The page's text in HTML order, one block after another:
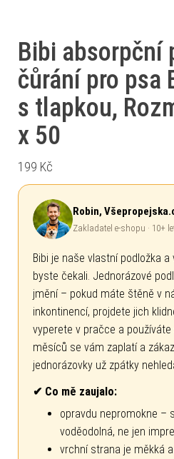
Bibi absorpční
čůrání pro psa
s tlapkou,
x 50
199 Kč
Robin,
Zakladatel e-shopu · 10+
Bibi je naše vlastní podložka
byste čekali. Jednorázové
jmění – pokud máte štěně v
inkontinencí, projdete jich
vyperete v pračce a
měsíců se vám zaplatí a
jednorázovky už zpátky
✔ Co mě zaujalo:
opravdu nepromokne –
voděodolná, ne jen
vrchní strana je měkká